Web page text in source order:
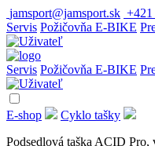
jamsport@jamsport.sk +421
Servis Požičovňa E-BIKE
Servis Požičovňa E-BIKE
E-shop
Cyklo tašky
Podsedlová taška ACID